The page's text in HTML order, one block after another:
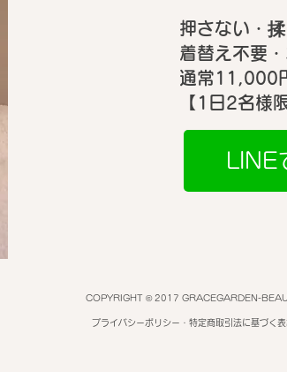
押さない・
着替え不要
通常11,000
【1日2名様
COPYRIGHT © 2017 GRACEGARDEN-
プライバシーポリシー・特定商取引法に基づく